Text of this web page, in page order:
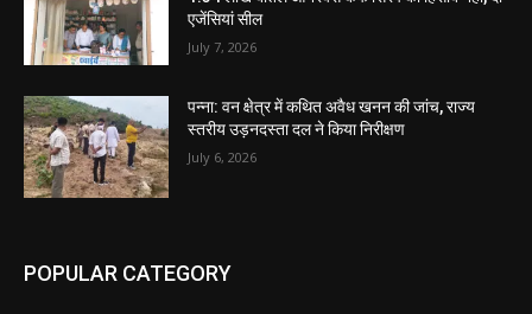
एजेंसियां सील
July 7, 2026
पन्ना: वन क्षेत्र में कथित अवैध खनन की जांच, राज्य
स्तरीय उड़नदस्ता दल ने किया निरीक्षण
July 6, 2026
POPULAR CATEGORY